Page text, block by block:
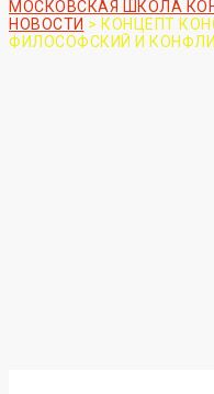
МОСКОВСКАЯ ШКОЛА
НОВОСТИ > КОНЦЕПТ
ФИЛОСОФСКИЙ И